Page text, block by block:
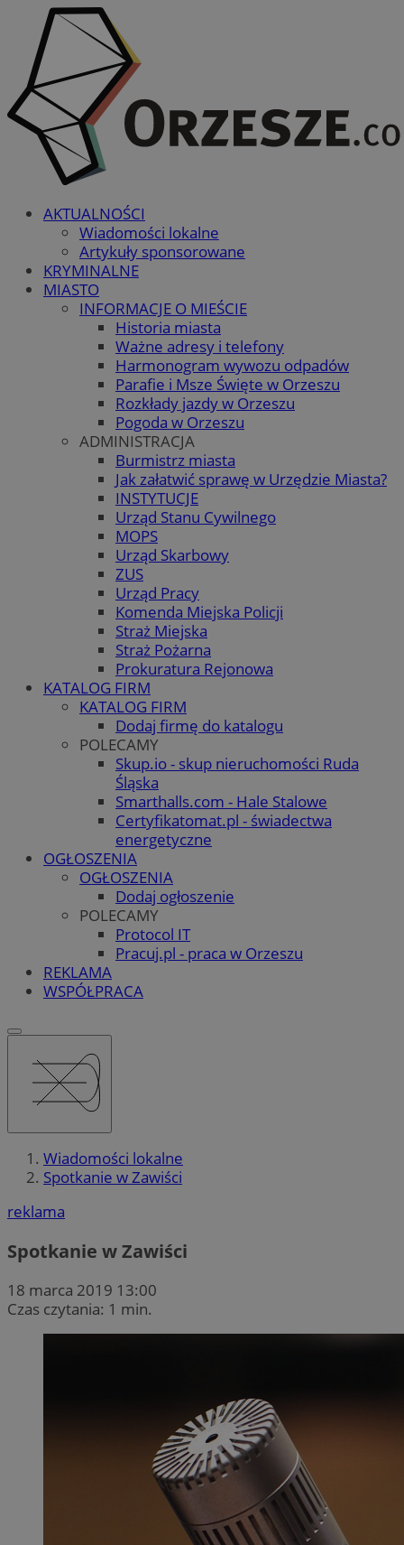
AKTUALNOŚCI
Wiadomości lokalne
Artykuły sponsorowane
KRYMINALNE
MIASTO
INFORMACJE O MIEŚCIE
Historia miasta
Ważne adresy i telefony
Harmonogram wywozu odpadów
Parafie i Msze Święte w Orzeszu
Rozkłady jazdy w Orzeszu
Pogoda w Orzeszu
ADMINISTRACJA
Burmistrz miasta
Jak załatwić sprawę w Urzędzie Miasta?
INSTYTUCJE
Urząd Stanu Cywilnego
MOPS
Urząd Skarbowy
ZUS
Urząd Pracy
Komenda Miejska Policji
Straż Miejska
Straż Pożarna
Prokuratura Rejonowa
KATALOG FIRM
KATALOG FIRM
Dodaj firmę do katalogu
POLECAMY
Skup.io - skup nieruchomości Ruda
Śląska
Smarthalls.com - Hale Stalowe
Certyfikatomat.pl - świadectwa
energetyczne
OGŁOSZENIA
OGŁOSZENIA
Dodaj ogłoszenie
POLECAMY
Protocol IT
Pracuj.pl - praca w Orzeszu
REKLAMA
WSPÓŁPRACA
Wiadomości lokalne
Spotkanie w Zawiści
reklama
Spotkanie w Zawiści
18 marca 2019 13:00
Czas czytania: 1 min.